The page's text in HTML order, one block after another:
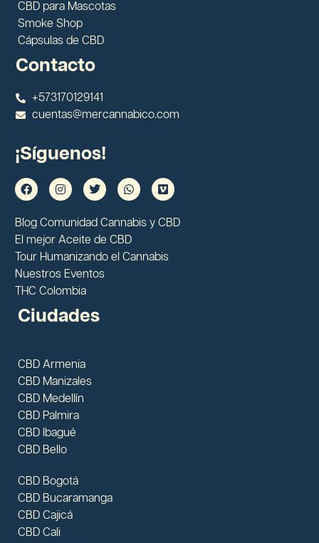
CBD para Mascotas
Smoke Shop
Cápsulas de CBD
Contacto
+573170129141
cuentas@mercannabico.com
¡Síguenos!
Blog Comunidad Cannabis y CBD
El mejor Aceite de CBD
Tour Humanizando el Cannabis
Nuestros Eventos
THC Colombia
Ciudades
CBD Armenia
CBD Manizales
CBD Medellín
CBD Palmira
CBD Ibagué
CBD Bello
CBD Bogotá
CBD Bucaramanga
CBD Cajicá
CBD Cali